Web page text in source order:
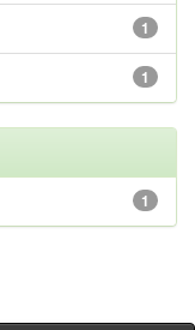
1
1
1